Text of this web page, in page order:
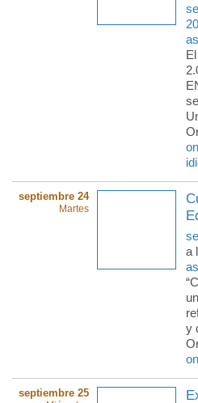
septiembre 24
Martes
a
y
septiembre 25